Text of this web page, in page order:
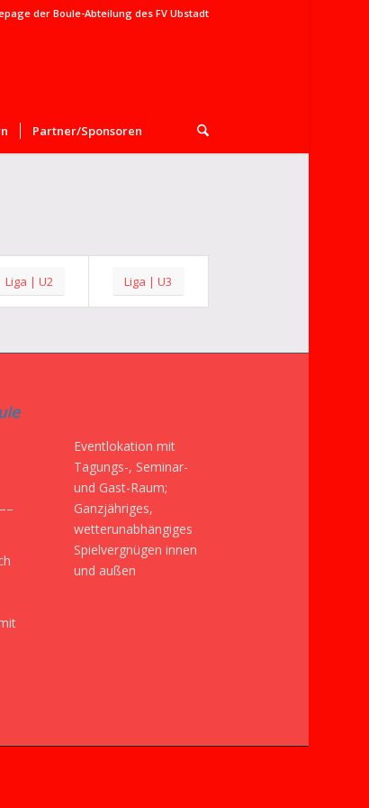
der Boule-Abteilung des FV Ubstadt
Partner/Sponsoren
Liga | U2 Liga | U3
Eventlokation mit
Tagungs-, Seminar-
und Gast-Raum;
Ganzjähriges,
wetterunabhängiges
Spielvergnügen innen
und außen